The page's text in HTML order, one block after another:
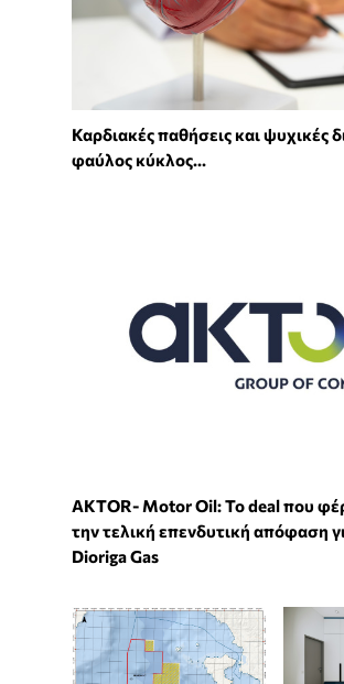
Καρδιακές παθήσεις και ψυχικές
φαύλος κύκλος...
ΑKTOR- Motor Oil: Το deal που
την τελική επενδυτική απόφαση
Dioriga Gas